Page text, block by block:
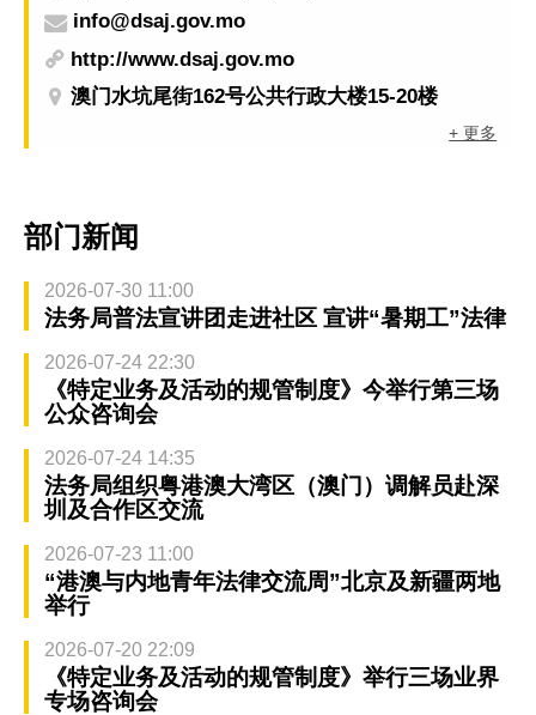
info@dsaj.gov.mo
http://www.dsaj.gov.mo
澳门水坑尾街162号公共行政大楼15-20楼
+ 更多
部门新闻
2026-07-30 11:00
法务局普法宣讲团走进社区 宣讲“暑期工”法律
2026-07-24 22:30
《特定业务及活动的规管制度》今举行第三场
公众咨询会
2026-07-24 14:35
法务局组织粤港澳大湾区（澳门）调解员赴深
圳及合作区交流
2026-07-23 11:00
“港澳与内地青年法律交流周”北京及新疆两地
举行
2026-07-20 22:09
《特定业务及活动的规管制度》举行三场业界
专场咨询会